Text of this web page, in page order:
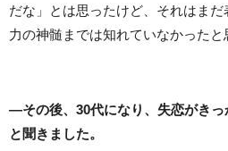
だな」とは思ったけど、それはま
力の神髄までは知れていなかったと
―その後、30代になり、失恋がきっ
と聞きました。